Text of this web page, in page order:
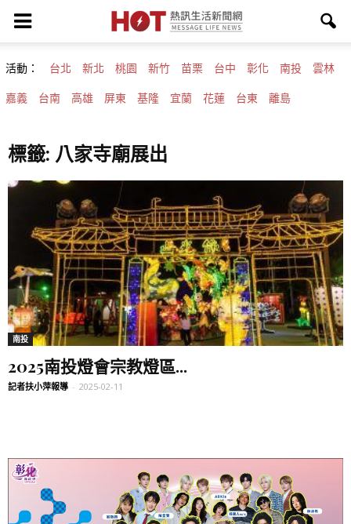
活動： 台北 新北 桃園 新竹 苗栗 台中 彰化 南投 雲林
嘉義 台南 高雄 屏東 基隆 宜蘭 花蓮 台東 離島
標籤: 八家寺廟展出
南投
2025南投燈會宗教燈區...
記者扶小萍報導 - 2025-02-11